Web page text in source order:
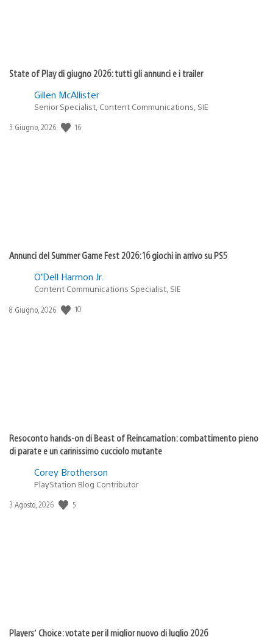
State of Play di giugno 2026: tutti gli annunci e i trailer
Gillen McAllister
Senior Specialist, Content Communications, SIE
Data
3 Giugno, 2026 16
Annunci del Summer Game Fest 2026: 16 giochi in arrivo su PS5
O’Dell Harmon Jr.
Content Communications Specialist, SIE
Data
8 Giugno, 2026 10
Resoconto hands-on di Beast of Reincarnation: combattimento pieno
di parate e un carinissimo cucciolo mutante
Corey Brotherson
PlayStation Blog Contributor
Data
3 Agosto, 2026 5
Players’ Choice: votate per il miglior nuovo di luglio 2026